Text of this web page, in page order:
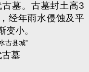
墓。古墓封土高3
经年雨水侵蚀及平
小。
墓